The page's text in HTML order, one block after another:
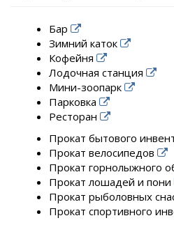
Бар
Зимний каток
Кофейня
Лодочная станция
Мини-зоопарк
Парковка
Ресторан
Прокат бытового
Прокат велосипедов
Прокат горнолыжного
Прокат лошадей и пони
Прокат рыболовных
Прокат спортивного